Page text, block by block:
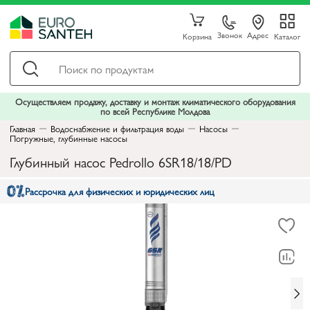
Корзина Звонок Адрес Каталог
Осуществляем продажу, доставку и монтаж климатического оборудования
по всей Республике Молдова
Главная
Водоснабжение и фильтрация воды Насосы
Погружные, глубинные насосы
Глубинный насос Pedrollo 6SR18/18/PD
Рассрочка для физических и юридических лиц